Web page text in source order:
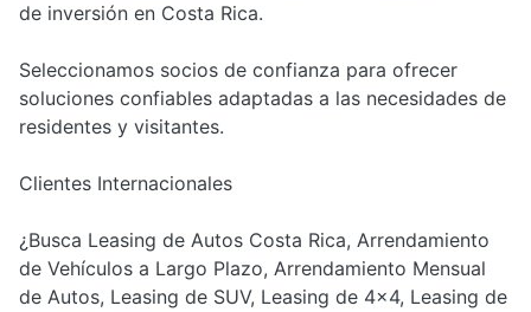
de inversión en Costa Rica.
Seleccionamos socios de confianza para ofrecer
soluciones confiables adaptadas a las necesidades de
residentes y visitantes.
Clientes Internacionales
¿Busca Leasing de Autos Costa Rica, Arrendamiento
de Vehículos a Largo Plazo, Arrendamiento Mensual
de Autos, Leasing de SUV, Leasing de 4x4, Leasing de